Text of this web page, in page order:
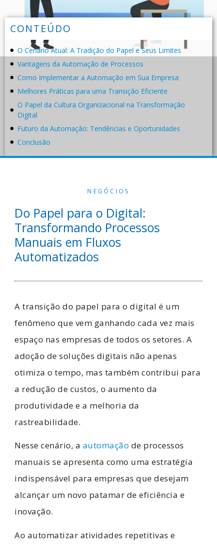
CONTEÚDO
O Cenário Atual: A Tradição do Papel e Seus Limites
Vantagens da Automação de Processos
Como Implementar a Automação em Sua Empresa
Melhores Práticas para uma Transição Eficiente
O Papel da Cultura Organizacional na Transformação
Digital
Futuro da Automação: Tendências e Oportunidades
Conclusão
NEGÓCIOS
Do Papel para o Digital:
Transformando Processos
Manuais em Fluxos
Automatizados
A transição do papel para o digital é um
fenômeno que vem ganhando cada vez mais
espaço nas empresas de todos os setores. A
adoção de soluções digitais não apenas
otimiza o tempo, mas também contribui para
a redução de custos, o aumento da
produtividade e a melhoria da
rastreabilidade.
Nesse cenário, a automação de processos
manuais se apresenta como uma estratégia
indispensável para empresas que desejam
alcançar um novo patamar de eficiência e
inovação.
Ao automatizar atividades repetitivas e